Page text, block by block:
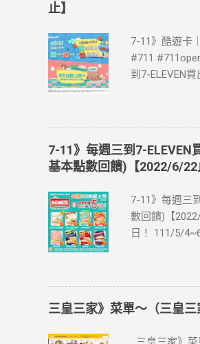
止】
7-11》酷遊卡
#711
到7-ELEVEN
站登錄 【點
📣 再也不怕
·活動詳情：好
教學】 📲 全
彈性開通不怕
eSIM適用機型
裝置是否可使
器、中國大陸
1.iPhone 16 以
7.iPhone XS
4a(5G)、
7-11》每週三到7-ELEVEN
基本點數回饋)【2022/6/22
7-11》每週三
數回饋)【
日！ 111/5/
編推薦！ 丹
評回購 注意事
為準。 2.活動
三皇三家》菜單～（三皇三